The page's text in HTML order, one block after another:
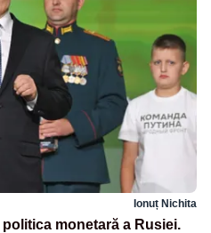
Ionuț Nichita
monetară a Rusiei.